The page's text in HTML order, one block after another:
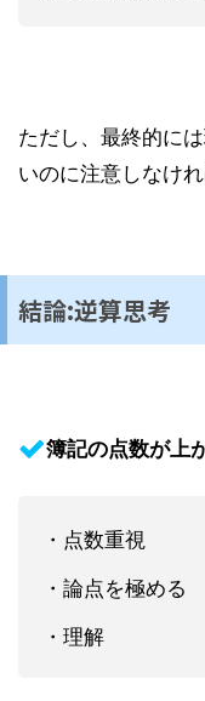
ただし、最終的に
いのに注意しなけれ
結論:逆算思考
簿記の点数が上
・点数重視
・論点を極める
・理解